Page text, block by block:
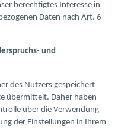
berechtigtes Interesse in
Daten nach Art. 6
und
des Nutzers gespeichert
übermittelt. Daher haben
über die Verwendung
der Einstellungen in Ihrem